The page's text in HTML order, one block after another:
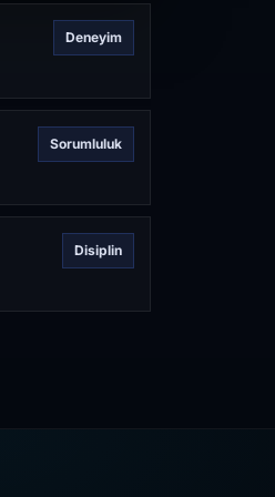
Deneyim
Sorumluluk
Disiplin